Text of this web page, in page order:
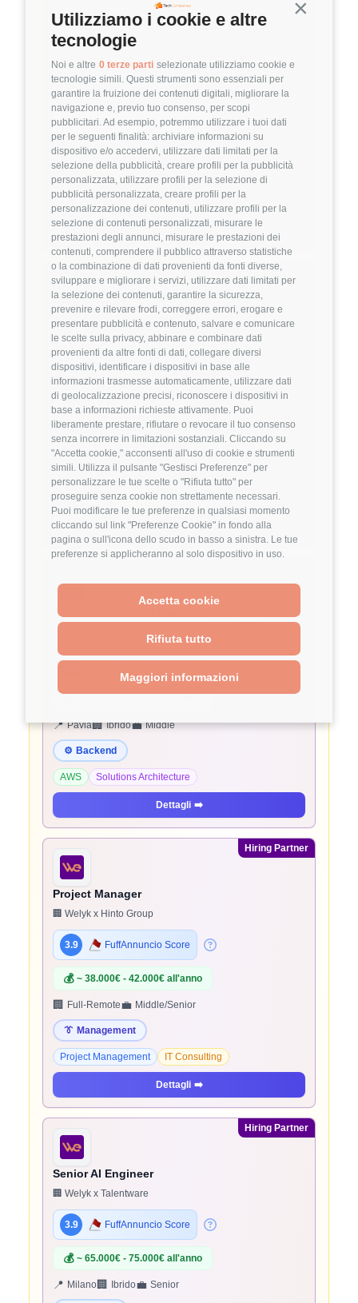
Continua
Utilizziamo i cookie e altre
tecnologie
Noi e altre 0 terze parti selezionate utilizziamo cookie e
tecnologie simili. Questi strumenti sono essenziali per
garantire la fruizione dei contenuti digitali, migliorare la
navigazione e, previo tuo consenso, per scopi
pubblicitari. Ad esempio, potremmo utilizzare i tuoi dati
per le seguenti finalità: archiviare informazioni su
dispositivo e/o accedervi, utilizzare dati limitati per la
selezione della pubblicità, creare profili per la pubblicità
personalizzata, utilizzare profili per la selezione di
pubblicità personalizzata, creare profili per la
personalizzazione dei contenuti, utilizzare profili per la
selezione di contenuti personalizzati, misurare le
prestazioni degli annunci, misurare le prestazioni dei
contenuti, comprendere il pubblico attraverso statistiche
o la combinazione di dati provenienti da fonti diverse,
sviluppare e migliorare i servizi, utilizzare dati limitati per
la selezione dei contenuti, garantire la sicurezza,
prevenire e rilevare frodi, correggere errori, erogare e
presentare pubblicità e contenuto, salvare e comunicare
le scelte sulla privacy, abbinare e combinare dati
provenienti da altre fonti di dati, collegare diversi
dispositivi, identificare i dispositivi in base alle
informazioni trasmesse automaticamente, utilizzare dati
di geolocalizzazione precisi, riconoscere i dispositivi in
base a informazioni richieste attivamente. Puoi
liberamente prestare, rifiutare o revocare il tuo consenso
senza incorrere in limitazioni sostanziali. Cliccando su
"Accetta cookie," acconsenti all'uso di cookie e strumenti
simili. Utilizza il pulsante "Gestisci Preferenze" per
personalizzare le tue scelte o "Rifiuta tutto" per
proseguire senza cookie non strettamente necessari.
Puoi modificare le tue preferenze in qualsiasi momento
cliccando sul link "Preferenze Cookie" in fondo alla
pagina o sull'icona dello scudo in basso a sinistra. Le tue
preferenze si applicheranno al solo dispositivo in uso.
Accetta cookie
Rifiuta tutto
Maggiori informazioni
System Administrator
🏢 Clutch
3.8 FuffAnnuncio Score
💰 ~ 50.000€ - 60.000€ all'anno
📍 Milano 🏢 Ibrido💼 Middle/Senior
🚀 DevOps
Dettagli ➡️
Hiring Partner
Product Engineer
🏢 Welyk x Callimacus.ai
4 FuffAnnuncio Score
💰 Fino a 85.000€ all'anno
📍 Milano🏢 On-Site (fase iniziale) poi Ibrido
💼 Middle/Senior
⚙️ Backend
TypeScript Node.js
Dettagli ➡️
Technical Account Manager
📍 Pavia🏢 Ibrido💼 Middle
⚙️ Backend
AWS Solutions Architecture
Dettagli ➡️
Hiring Partner
Project Manager
🏢 Welyk x Hinto Group
3.9 FuffAnnuncio Score
💰 ~ 38.000€ - 42.000€ all'anno
🏢 Full-Remote💼 Middle/Senior
👔 Management
Project Management IT Consulting
Dettagli ➡️
Hiring Partner
Senior AI Engineer
🏢 Welyk x Talentware
3.9 FuffAnnuncio Score
💰 ~ 65.000€ - 75.000€ all'anno
📍 Milano🏢 Ibrido💼 Senior